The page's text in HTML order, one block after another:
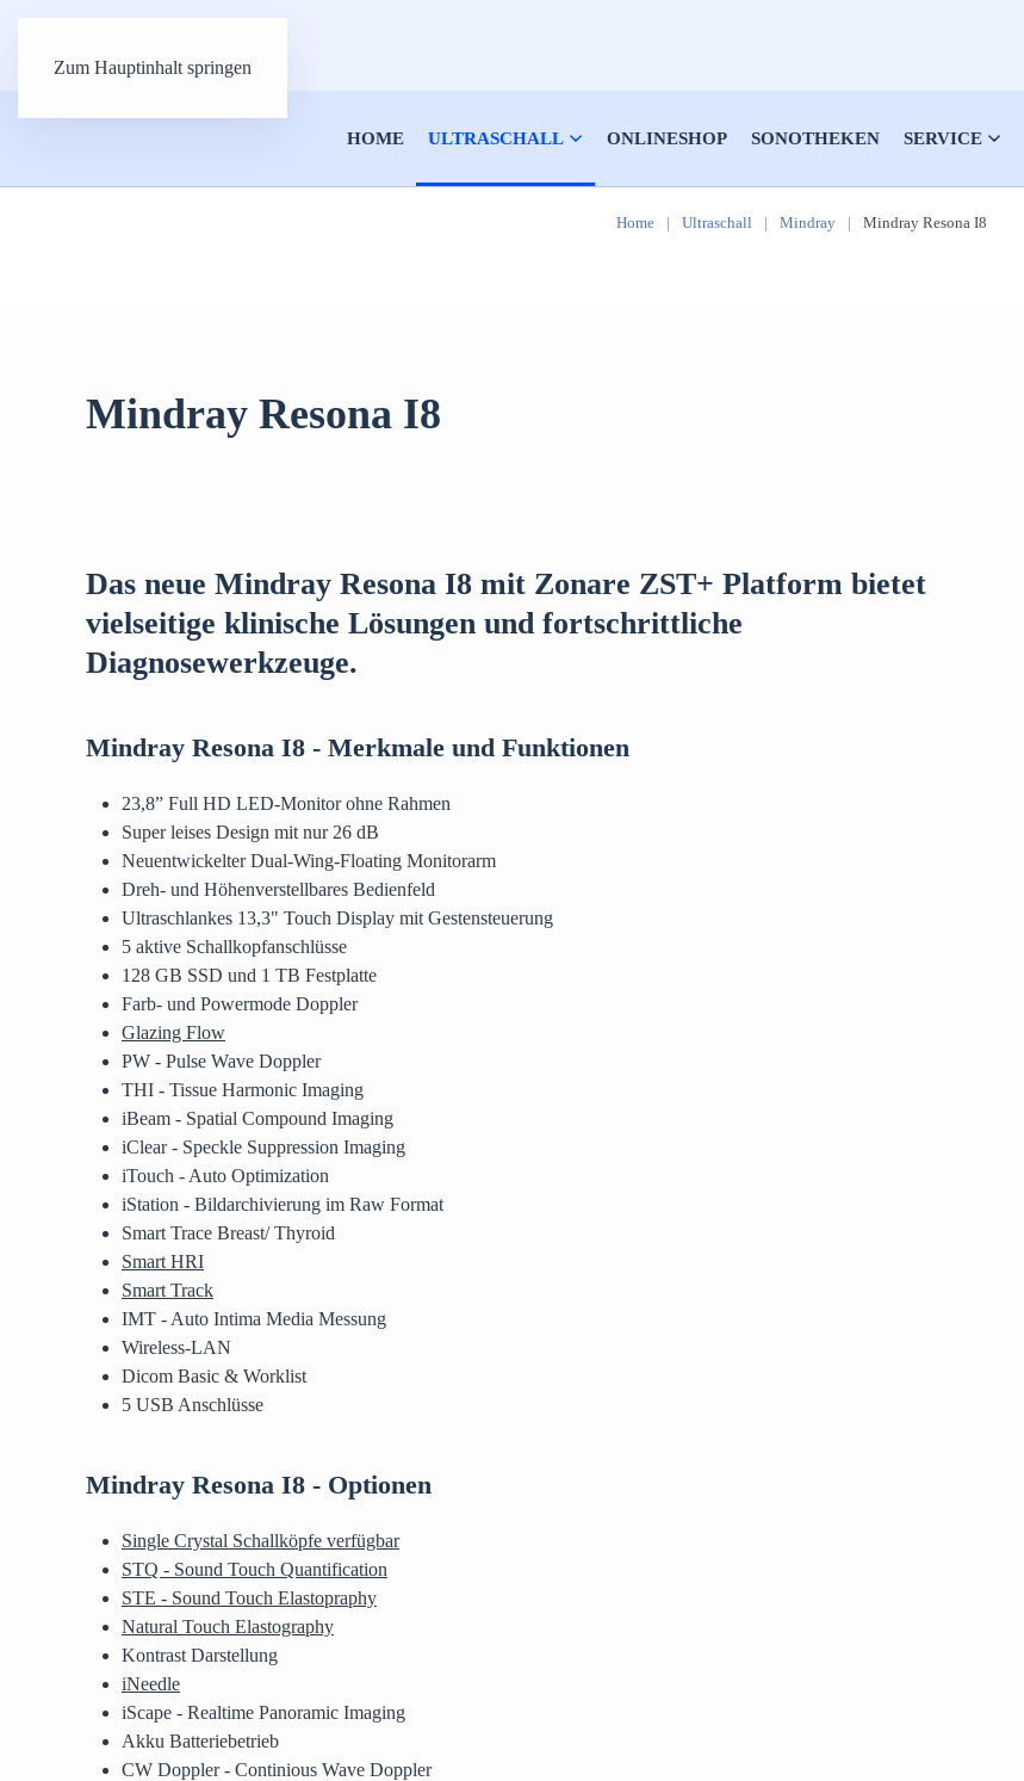
Zum Hauptinhalt springen
HOME ULTRASCHALL ONLINESHOP SONOTHEKEN SERVICE
Home Ultraschall Mindray Mindray Resona I8
Mindray Resona I8
Das neue Mindray Resona I8 mit Zonare ZST+ Platform bietet
vielseitige klinische Lösungen und fortschrittliche
Diagnosewerkzeuge.
Mindray Resona I8 - Merkmale und Funktionen
23,8” Full HD LED-Monitor ohne Rahmen
Super leises Design mit nur 26 dB
Neuentwickelter Dual-Wing-Floating Monitorarm
Dreh- und Höhenverstellbares Bedienfeld
Ultraschlankes 13,3" Touch Display mit Gestensteuerung
5 aktive Schallkopfanschlüsse
128 GB SSD und 1 TB Festplatte
Farb- und Powermode Doppler
Glazing Flow
PW - Pulse Wave Doppler
THI - Tissue Harmonic Imaging
iBeam - Spatial Compound Imaging
iClear - Speckle Suppression Imaging
iTouch - Auto Optimization
iStation - Bildarchivierung im Raw Format
Smart Trace Breast/ Thyroid
Smart HRI
Smart Track
IMT - Auto Intima Media Messung
Wireless-LAN
Dicom Basic & Worklist
5 USB Anschlüsse
Mindray Resona I8 - Optionen
Single Crystal Schallköpfe verfügbar
STQ - Sound Touch Quantification
STE - Sound Touch Elastopraphy
Natural Touch Elastography
Kontrast Darstellung
iNeedle
iScape - Realtime Panoramic Imaging
Akku Batteriebetrieb
CW Doppler - Continious Wave Doppler